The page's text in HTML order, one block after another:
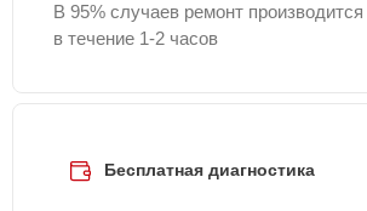
В 95% случаев ремонт
в течение 1-2 часов
Бесплатная диагностика